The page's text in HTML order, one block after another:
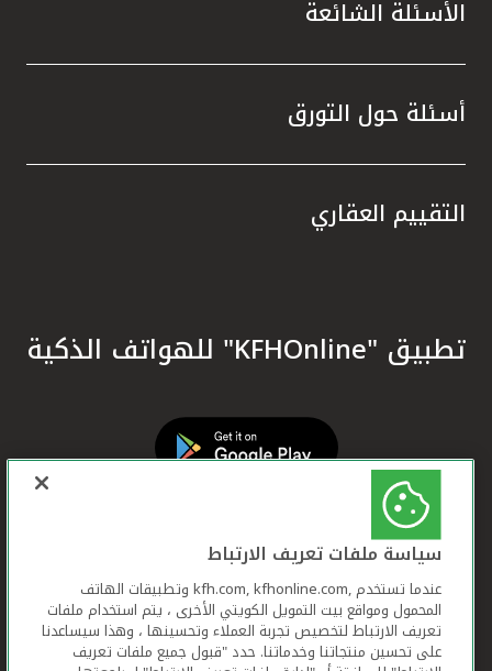
الأسئلة الشائعة
أسئلة حول التورق
التقييم العقاري
تطبيق "KFHOnline" للهواتف الذكية
سياسة ملفات تعريف الارتباط
عندما تستخدم ,kfh.com, kfhonline.com وتطبيقات الهاتف
المحمول ومواقع بيت التمويل الكويتي الأخرى ، يتم استخدام ملفات
تعريف الارتباط لتخصيص تجربة العملاء وتحسينها ، وهذا سيساعدنا
على تحسين منتجاتنا وخدماتنا. حدد "قبول جميع ملفات تعريف